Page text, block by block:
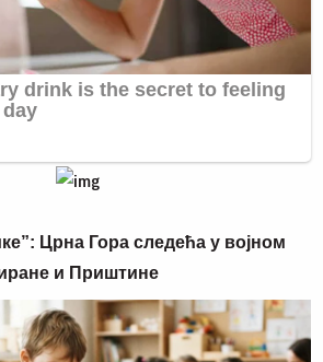
Црна Гора следећа у војном
и Приштине